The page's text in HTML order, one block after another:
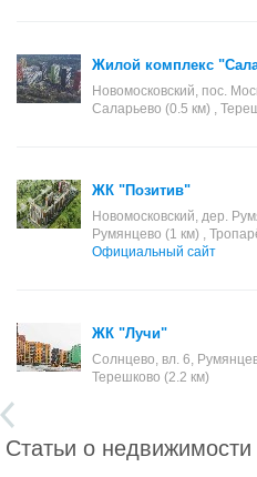
Жилой комплекс
Новомосковский, пос.
Саларьево (0.5 км) ,
ЖК "Позитив"
Новомосковский, дер.
Румянцево (1 км) ,
Официальный сайт
ЖК "Лучи"
Солнцево, вл. 6,
Терешково (2.2 км)
Статьи о